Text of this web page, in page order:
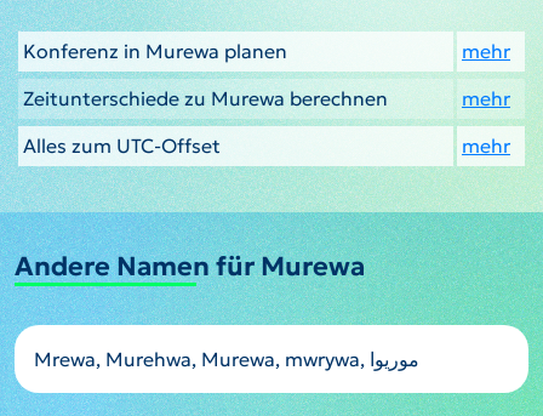
Konferenz in Murewa planen
mehr
Zeitunterschiede zu Murewa berechnen
mehr
Alles zum UTC-Offset
mehr
Andere Namen für Murewa
Mrewa, Murehwa, Murewa, mwrywa, موریوا